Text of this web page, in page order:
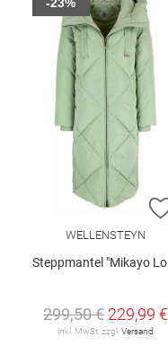
WELLENSTEYN
Steppmantel "Mikayo Long"
299,50 € 229,99 €
inkl. MwSt. zzgl. Versand